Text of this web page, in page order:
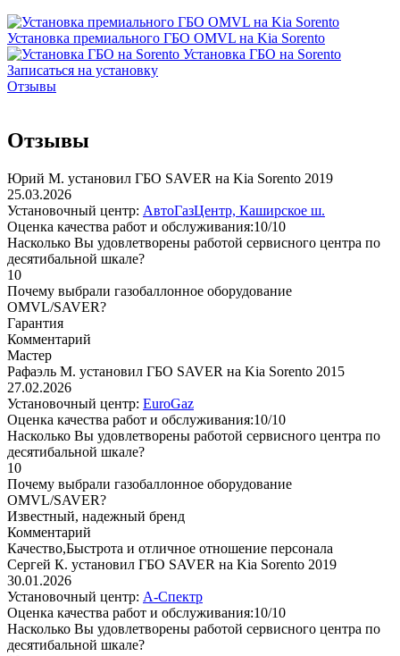
Установка премиального ГБО OMVL на Kia Sorento
Установка ГБО на Sorento
Записаться на установку
Отзывы
Отзывы
Юрий М. установил ГБО SAVER на Kia Sorento 2019
25.03.2026
Установочный центр: АвтоГазЦентр, Каширское ш.
Оценка качества работ и обслуживания:10/10
Насколько Вы удовлетворены работой сервисного центра по
десятибальной шкале?
10
Почему выбрали газобаллонное оборудование
OMVL/SAVER?
Гарантия
Комментарий
Мастер
Рафаэль М. установил ГБО SAVER на Kia Sorento 2015
27.02.2026
Установочный центр: EuroGaz
Оценка качества работ и обслуживания:10/10
Насколько Вы удовлетворены работой сервисного центра по
десятибальной шкале?
10
Почему выбрали газобаллонное оборудование
OMVL/SAVER?
Известный, надежный бренд
Комментарий
Качество,Быстрота и отличное отношение персонала
Сергей К. установил ГБО SAVER на Kia Sorento 2019
30.01.2026
Установочный центр: А-Спектр
Оценка качества работ и обслуживания:10/10
Насколько Вы удовлетворены работой сервисного центра по
десятибальной шкале?